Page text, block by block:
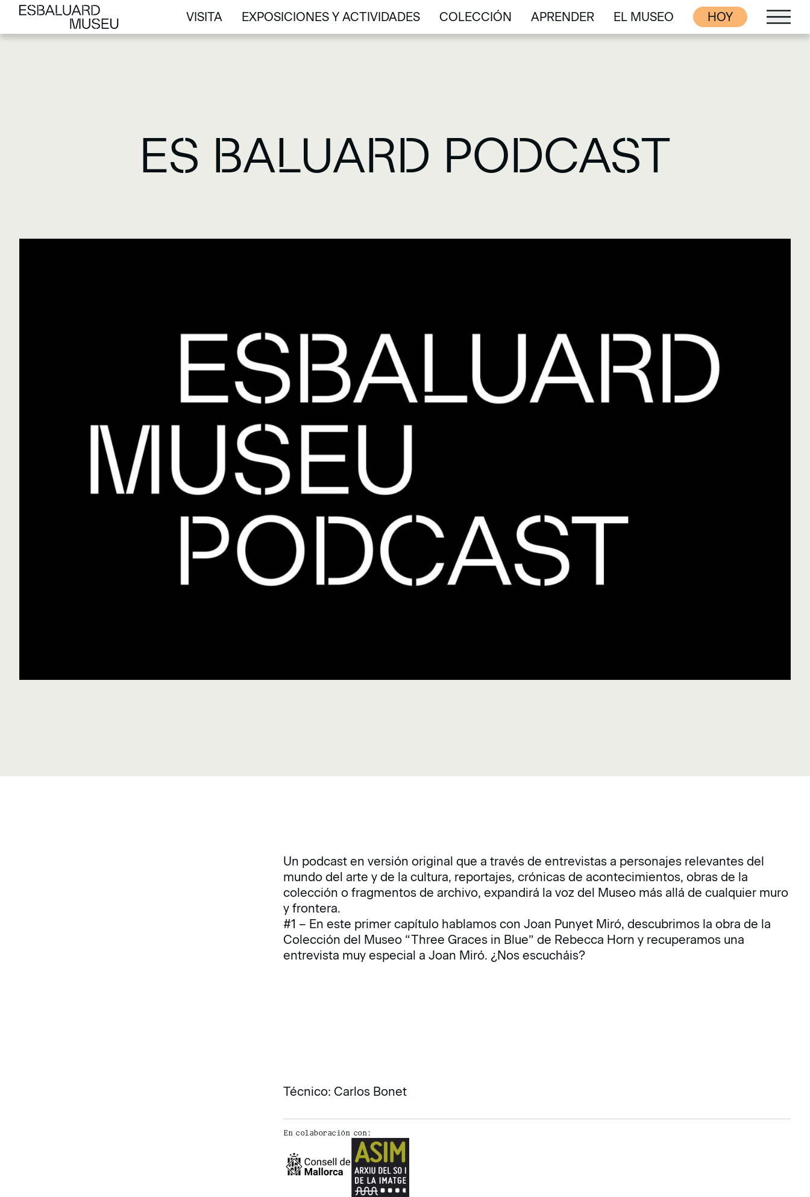
VISITA
VISITA
EXPOSICIONES Y ACTIVIDADES
EXPOSICIONES Y ACTIVIDADES
COLECCIÓN
COLECCIÓN
APRENDER
APRENDER
EL MUSEO
EL MUSEO
HOY
ES BALUARD PODCAST
Un podcast en versión original que a través de entrevistas a personajes relevantes del
mundo del arte y de la cultura, reportajes, crónicas de acontecimientos, obras de la
colección o fragmentos de archivo, expandirá la voz del Museo más allá de cualquier muro
y frontera.
#1 – En este primer capítulo hablamos con Joan Punyet Miró, descubrimos la obra de la
Colección del Museo “Three Graces in Blue” de Rebecca Horn y recuperamos una
entrevista muy especial a Joan Miró. ¿Nos escucháis?
Técnico: Carlos Bonet
En colaboración con: